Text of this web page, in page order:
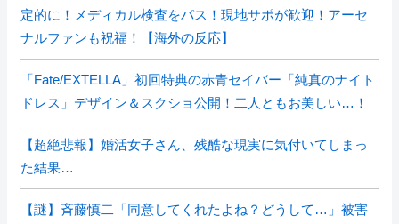
定的に！メディカル検査をパス！現地サポが歓迎！アーセ
ナルファンも祝福！【海外の反応】
「Fate/EXTELLA」初回特典の赤青セイバー「純真のナイト
ドレス」デザイン＆スクショ公開！二人ともお美しい…！
【超絶悲報】婚活女子さん、残酷な現実に気付いてしまっ
た結果…
【謎】斉藤慎二「同意してくれたよね？どうして…」被害